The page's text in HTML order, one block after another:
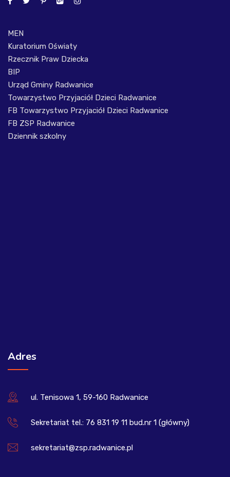
MEN
Kuratorium Oświaty
Rzecznik Praw Dziecka
BIP
Urząd Gminy Radwanice
Towarzystwo Przyjaciół Dzieci Radwanice
FB Towarzystwo Przyjaciół Dzieci Radwanice
FB ZSP Radwanice
Dziennik szkolny
Adres
ul. Tenisowa 1, 59-160 Radwanice
Sekretariat tel.: 76 831 19 11 bud.nr 1 (główny)
sekretariat@zsp.radwanice.pl